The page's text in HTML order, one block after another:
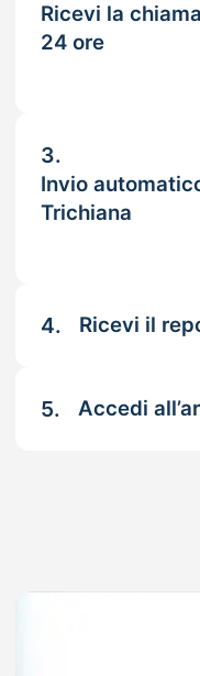
Ricevi la
24 ore
3.
Invio
Trichiana
4. Ricevi il
5. Accedi